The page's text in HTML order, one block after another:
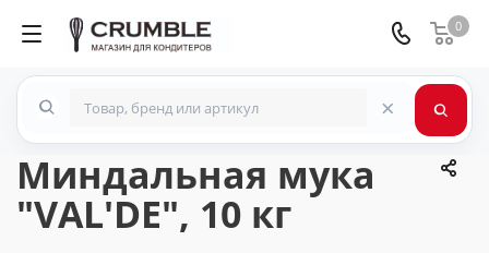
0
×
Миндальная мука
"VAL'DE", 10 кг